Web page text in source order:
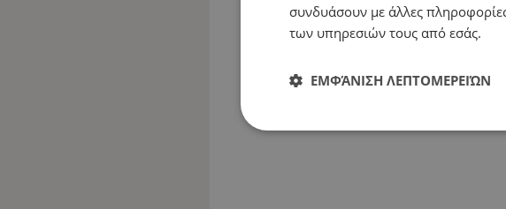
συνδυάσουν με άλλες
των υπηρεσιών τους από εσάς.
ΕΜΦΆΝΙΣΗ ΛΕΠΤΟΜΕΡΕΙΏΝ